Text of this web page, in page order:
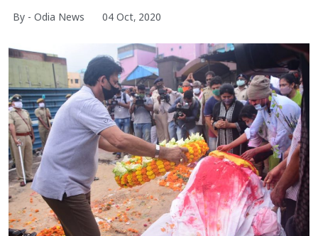
By - Odia News 04 Oct, 2020